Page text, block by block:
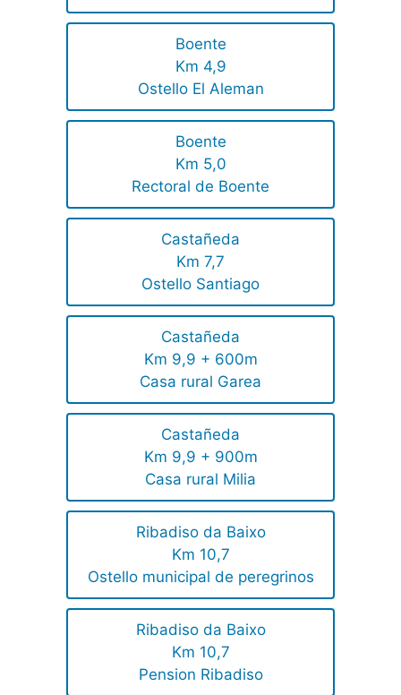
Boente
Km 4,9
Ostello El Aleman
Boente
Km 5,0
Rectoral de Boente
Castañeda
Km 7,7
Ostello Santiago
Castañeda
Km 9,9 + 600m
Casa rural Garea
Castañeda
Km 9,9 + 900m
Casa rural Milia
Ribadiso da Baixo
Km 10,7
Ostello municipal de peregrinos
Ribadiso da Baixo
Km 10,7
Pension Ribadiso